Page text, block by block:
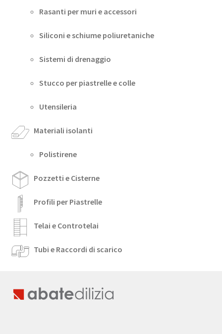
Rasanti per muri e accessori
Siliconi e schiume poliuretaniche
Sistemi di drenaggio
Stucco per piastrelle e colle
Utensileria
Materiali isolanti
Polistirene
Pozzetti e Cisterne
Profili per Piastrelle
Telai e Controtelai
Tubi e Raccordi di scarico